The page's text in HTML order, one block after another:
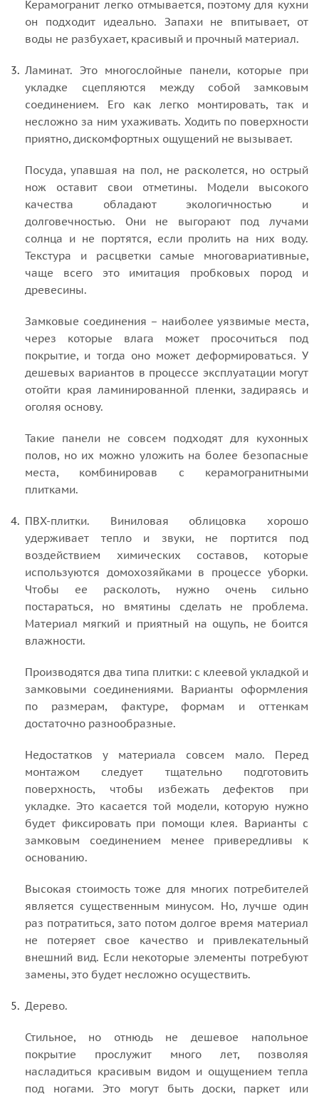
Керамогранит легко отмывается, поэтому для кухни
он подходит идеально. Запахи не впитывает, от
воды не разбухает, красивый и прочный материал.
Ламинат. Это многослойные панели, которые при
укладке сцепляются между собой замковым
соединением. Его как легко монтировать, так и
несложно за ним ухаживать. Ходить по поверхности
приятно, дискомфортных ощущений не вызывает.
Посуда, упавшая на пол, не расколется, но острый
нож оставит свои отметины. Модели высокого
качества обладают экологичностью и
долговечностью. Они не выгорают под лучами
солнца и не портятся, если пролить на них воду.
Текстура и расцветки самые многовариативные,
чаще всего это имитация пробковых пород и
древесины.
Замковые соединения – наиболее уязвимые места,
через которые влага может просочиться под
покрытие, и тогда оно может деформироваться. У
дешевых вариантов в процессе эксплуатации могут
отойти края ламинированной пленки, задираясь и
оголяя основу.
Такие панели не совсем подходят для кухонных
полов, но их можно уложить на более безопасные
места, комбинировав с керамогранитными
плитками.
ПВХ-плитки. Виниловая облицовка хорошо
удерживает тепло и звуки, не портится под
воздействием химических составов, которые
используются домохозяйками в процессе уборки.
Чтобы ее расколоть, нужно очень сильно
постараться, но вмятины сделать не проблема.
Материал мягкий и приятный на ощупь, не боится
влажности.
Производятся два типа плитки: с клеевой укладкой и
замковыми соединениями. Варианты оформления
по размерам, фактуре, формам и оттенкам
достаточно разнообразные.
Недостатков у материала совсем мало. Перед
монтажом следует тщательно подготовить
поверхность, чтобы избежать дефектов при
укладке. Это касается той модели, которую нужно
будет фиксировать при помощи клея. Варианты с
замковым соединением менее привередливы к
основанию.
Высокая стоимость тоже для многих потребителей
является существенным минусом. Но, лучше один
раз потратиться, зато потом долгое время материал
не потеряет свое качество и привлекательный
внешний вид. Если некоторые элементы потребуют
замены, это будет несложно осуществить.
Дерево.
Стильное, но отнюдь не дешевое напольное
покрытие прослужит много лет, позволяя
насладиться красивым видом и ощущением тепла
под ногами. Это могут быть доски, паркет или